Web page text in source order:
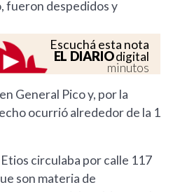
fueron despedidos y
Escuchá esta nota
EL DIARIOdigital
minutos
General Pico y, por la
ocurrió alrededor de la 1
circulaba por calle 117
son materia de